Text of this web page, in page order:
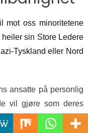
mot oss minoritetene
sin Store Ledere
Tyskland eller Nord
ansatte på personlig
vil gjøre som deres
hva lov og rett sier.